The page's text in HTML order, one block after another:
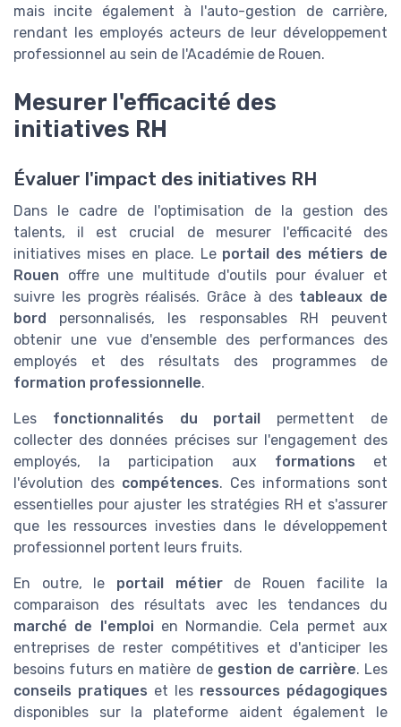
mais incite également à l'auto-gestion de carrière,
rendant les employés acteurs de leur développement
professionnel au sein de l'Académie de Rouen.
Mesurer l'efficacité des
initiatives RH
Évaluer l'impact des initiatives RH
Dans le cadre de l'optimisation de la gestion des
talents, il est crucial de mesurer l'efficacité des
initiatives mises en place. Le portail des métiers de
Rouen offre une multitude d'outils pour évaluer et
suivre les progrès réalisés. Grâce à des tableaux de
bord
personnalisés, les responsables RH peuvent
obtenir une vue d'ensemble des performances des
employés et des résultats des programmes de
formation professionnelle.
Les fonctionnalités du portail
permettent de
collecter des données précises sur l'engagement des
employés, la participation aux formations et
l'évolution des compétences. Ces informations sont
essentielles pour ajuster les stratégies RH et s'assurer
que les ressources investies dans le développement
professionnel portent leurs fruits.
En outre, le portail métierde Rouen facilite la
comparaison des résultats avec les tendances du
marché de l'emploien Normandie. Cela permet aux
entreprises de rester compétitives et d'anticiper les
besoins futurs en matière de gestion de carrière. Les
conseils pratiques et les ressources pédagogiques
disponibles sur la plateforme aident également le